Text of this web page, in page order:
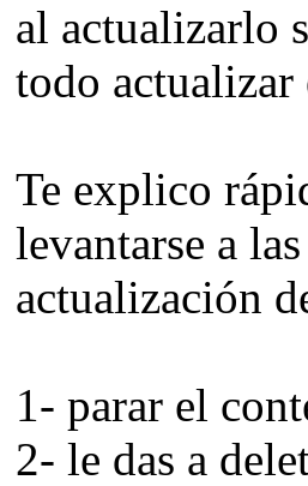
al actualizarlo
todo actualizar
Te explico
levantarse a
actualización
1- parar el
2- le das a